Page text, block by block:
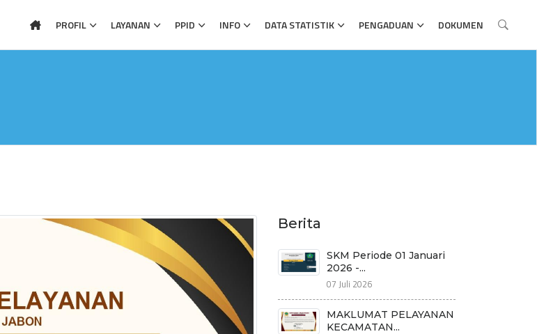
PROFIL LAYANAN PPID INFO DATA STATISTIK PENGADUAN DOKUMEN
Berita
SKM Periode 01 Januari
2026 -...
07 Juli 2026
MAKLUMAT PELAYANAN
KECAMATAN...